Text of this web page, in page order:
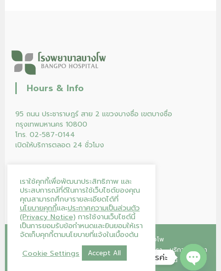
Hours & Info
95 ถนน ประชาราษฎร์ สาย 2 แขวงบางซื่อ เขตบางซื่อ
กรุงเทพมหานคร 10800
โทร. 02-587-0144
เปิดให้บริการตลอด 24 ชั่วโมง
Copyright © 2026โรงพยาบาลบางโพ
หน้าแรก
คลินิก โปรแกรม/แพ็กเกจ ร้านค้าของเรา
บริการของเรา
บริจาคโลหิต ติดต่อเรา ลงทะเบียนนัดออนไลน์
เราใช้คุกกี้เพื่อพัฒนาประสิทธิภาพ และ
ประสบการณ์ที่ดีในการใช้เว็บไซต์ของคุณ
คุณสามารถศึกษารายละเอียดได้ที่
นโยบายคุกกี้และประกาศความเป็นส่วนตัว
(Privacy Notice) การใช้งานเว็บไซต์นี้
เป็นการยอมรับข้อกำหนดและยินยอมให้เรา
จัดเก็บคุกกี้ตามนโยบายที่แจ้งในเบื้องต้น
Cookie Settings
Accept All
โรงพยาบาลบางโพ ยินดีให้บริการค่ะ